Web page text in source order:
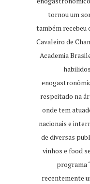
tornou um
também
Cavaleiro de
Academia
respeitado na
onde tem
nacionais e
de diversas
vinhos e food
programa
recentemente